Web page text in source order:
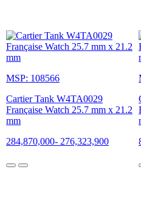
MSP: 108566
Cartier Tank W4TA0029
Française Watch 25.7 mm x 21.2
mm
284,870,000- 276,323,900